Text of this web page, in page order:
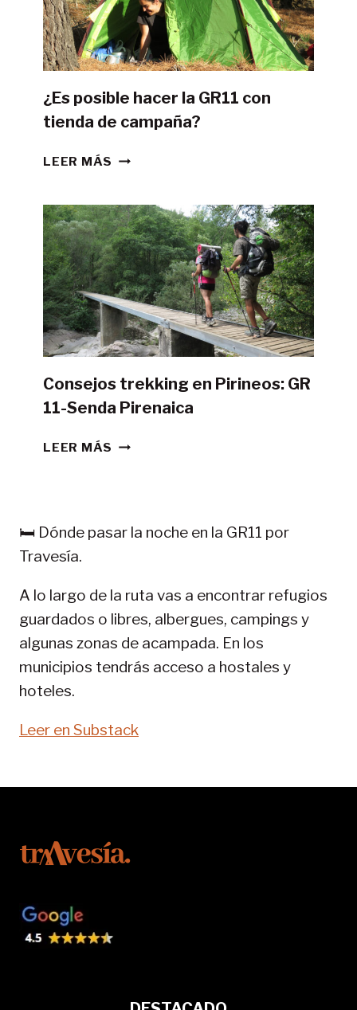
¿Es posible hacer la GR11 con
tienda de campaña?
LEER MÁS ¿ES
LA
GR11
CON
TIENDA
DE
CAMPAÑA?
Consejos trekking en Pirineos: GR
11-Senda Pirenaica
LEER MÁS CONSEJOS
11-
🛏️ Dónde pasar la noche en la GR11 por
Travesía.
A lo largo de la ruta vas a encontrar refugios
guardados o libres, albergues, campings y
algunas zonas de acampada. En los
municipios tendrás acceso a hostales y
hoteles.
Leer en Substack